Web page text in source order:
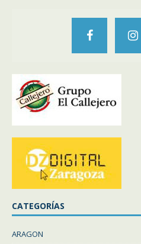
CATEGORÍAS
ARAGON